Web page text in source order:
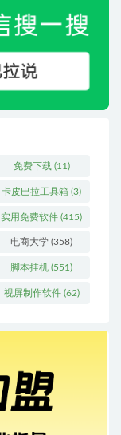
免费下载 (11)
卡皮巴拉工具箱 (3)
实用免费软件 (415)
电商大学 (358)
脚本挂机 (551)
视屏制作软件(62)